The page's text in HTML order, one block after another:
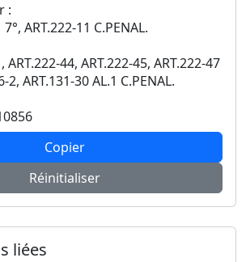
:
ART.222-11 C.PENAL.
ART.222-44, ART.222-45, ART.222-47
2, ART.131-30 AL.1 C.PENAL.
Copier
Réinitialiser
liées